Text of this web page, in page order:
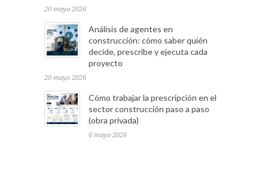
20 mayo 2026
Análisis de agentes en
construcción: cómo saber quién
decide, prescribe y ejecuta cada
proyecto
20 mayo 2026
Cómo trabajar la prescripción en el
sector construcción paso a paso
(obra privada)
6 mayo 2026